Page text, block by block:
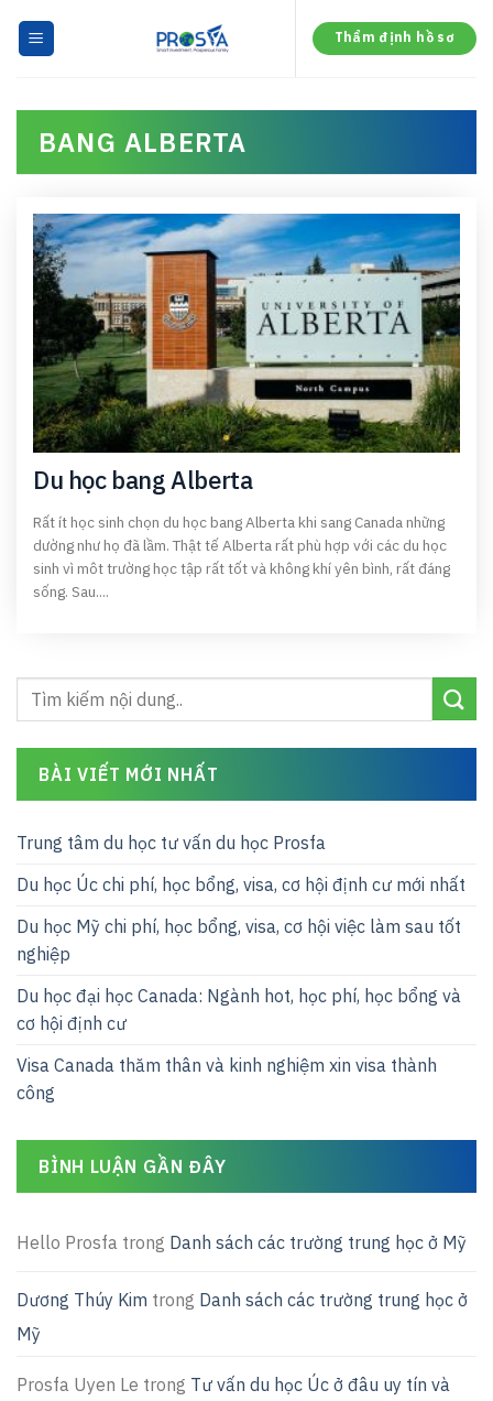
Thẩm định hồ sơ
BÀI VIẾT MỚI NHẤT
Trung tâm du học tư vấn du học Prosfa
Du học Úc chi phí, học bổng, visa, cơ hội định cư mới nhất
Du học Mỹ chi phí, học bổng, visa, cơ hội việc làm sau tốt
nghiệp
Du học đại học Canada: Ngành hot, học phí, học bổng và
cơ hội định cư
Visa Canada thăm thân và kinh nghiệm xin visa thành
công
BÌNH LUẬN GẦN ĐÂY
Hello Prosfa trong Danh sách các trường trung học ở Mỹ
Dương Thúy Kim trong Danh sách các trường trung học ở
Mỹ
Prosfa Uyen Le trong Tư vấn du học Úc ở đâu uy tín và
BANG ALBERTA
Du học bang Alberta
Rất ít học sinh chọn du học bang Alberta khi sang Canada những
dường như họ đã lầm. Thật tế Alberta rất phù hợp với các du học
sinh vì môt trường học tập rất tốt và không khí yên bình, rất đáng
sống. Sau....